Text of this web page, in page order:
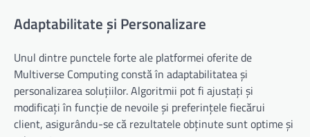
Adaptabilitate și Personalizare
Unul dintre punctele forte ale platformei oferite de
Multiverse Computing constă în adaptabilitatea și
personalizarea soluțiilor. Algoritmii pot fi ajustați și
modificați în funcție de nevoile și preferințele fiecărui
client, asigurându-se că rezultatele obținute sunt optime și